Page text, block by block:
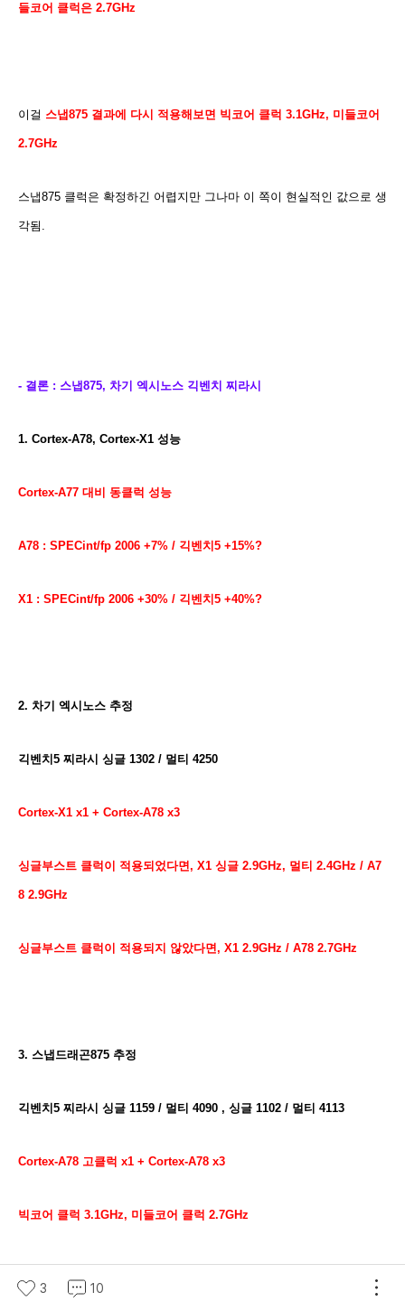
들코어 클럭은 2.7GHz
이걸 스냅875 결과에 다시 적용해보면 빅코어 클럭 3.1GHz, 미들코어
2.7GHz
스냅875 클럭은 확정하긴 어렵지만 그나마 이 쪽이 현실적인 값으로 생
각됨.
- 결론 : 스냅875, 차기 엑시노스 긱벤치 찌라시
1. Cortex-A78, Cortex-X1 성능
Cortex-A77 대비 동클럭 성능
A78 : SPECint/fp 2006 +7% / 긱벤치5 +15%?
X1 : SPECint/fp 2006 +30% / 긱벤치5 +40%?
2. 차기 엑시노스 추정
긱벤치5 찌라시 싱글 1302 / 멀티 4250
Cortex-X1 x1 + Cortex-A78 x3
싱글부스트 클럭이 적용되었다면, X1 싱글 2.9GHz, 멀티 2.4GHz / A7
8 2.9GHz
싱글부스트 클럭이 적용되지 않았다면, X1 2.9GHz / A78 2.7GHz
3. 스냅드래곤875 추정
긱벤치5 찌라시 싱글 1159 / 멀티 4090 , 싱글 1102 / 멀티 4113
Cortex-A78 고클럭 x1 + Cortex-A78 x3
빅코어 클럭 3.1GHz, 미들코어 클럭 2.7GHz
3 10